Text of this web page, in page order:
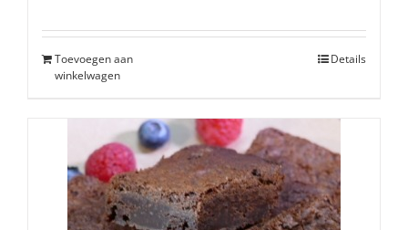
Toevoegen aan
winkelwagen
Details